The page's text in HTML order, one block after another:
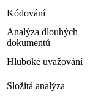
Kódování
Analýza dlouhých
dokumentů
Hluboké uvažování
Složitá analýza